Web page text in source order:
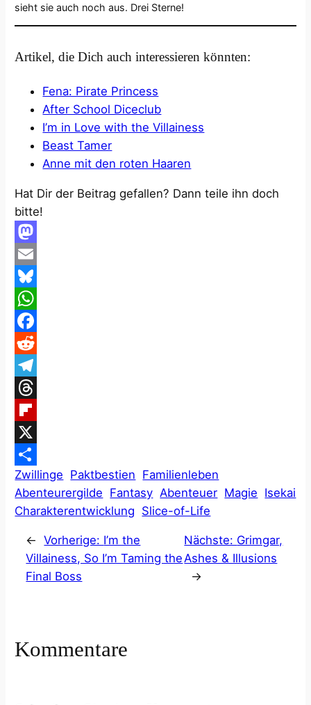
sieht sie auch noch aus. Drei Sterne!
Artikel, die Dich auch interessieren könnten:
Fena: Pirate Princess
After School Diceclub
I’m in Love with the Villainess
Beast Tamer
Anne mit den roten Haaren
Hat Dir der Beitrag gefallen? Dann teile ihn doch
bitte!
Mastodon
Email
Bluesky
WhatsApp
Facebook
Reddit
Telegram
Threads
Flipboard
X
Teilen
Zwillinge Paktbestien Familienleben
Abenteurergilde Fantasy Abenteuer Magie Isekai
Charakterentwicklung Slice-of-Life
← Vorherige: I’m the
Villainess, So I’m Taming the
Final Boss
Nächste: Grimgar,
Ashes & Illusions
→
Kommentare